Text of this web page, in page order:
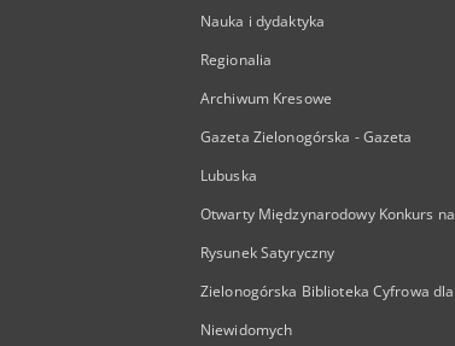
Nauka i dydaktyka
Regionalia
Archiwum Kresowe
Gazeta Zielonogórska - Gazeta
Lubuska
Otwarty Międzynarodowy Konkurs na
Rysunek Satyryczny
Zielonogórska Biblioteka Cyfrowa dla
Niewidomych